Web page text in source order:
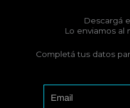
Descargá
Lo enviamos al
Completá tus datos